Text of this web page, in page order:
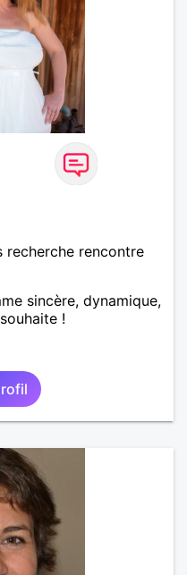
recherche rencontre
sincère, dynamique,
!